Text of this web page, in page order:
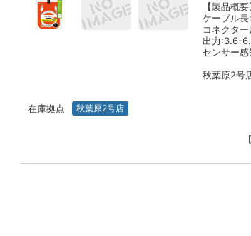
【製品概要
ケーブル
コネクタ
出力:3.6-
センサー
秋葉原2号
在庫拠点 秋葉原2号店